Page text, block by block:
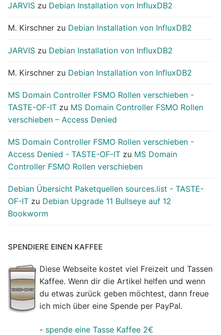
JARVIS zu Debian Installation von InfluxDB2
M. Kirschner zu Debian Installation von InfluxDB2
JARVIS zu Debian Installation von InfluxDB2
M. Kirschner zu Debian Installation von InfluxDB2
MS Domain Controller FSMO Rollen verschieben -
TASTE-OF-IT zu MS Domain Controller FSMO Rollen
verschieben – Access Denied
MS Domain Controller FSMO Rollen verschieben -
Access Denied - TASTE-OF-IT zu MS Domain
Controller FSMO Rollen verschieben
Debian Übersicht Paketquellen sources.list - TASTE-
OF-IT zu Debian Upgrade 11 Bullseye auf 12
Bookworm
SPENDIERE EINEN KAFFEE
Diese Webseite kostet viel Freizeit und Tassen
Kaffee. Wenn dir die Artikel helfen und wenn
du etwas zurück geben möchtest, dann freue
ich mich über eine Spende per PayPal.
- spende eine Tasse Kaffee 2€